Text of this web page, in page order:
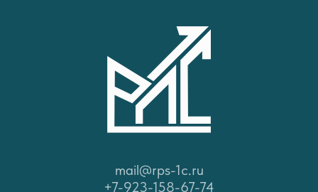
mail@rps-1c.ru
+7-923-158-67-74